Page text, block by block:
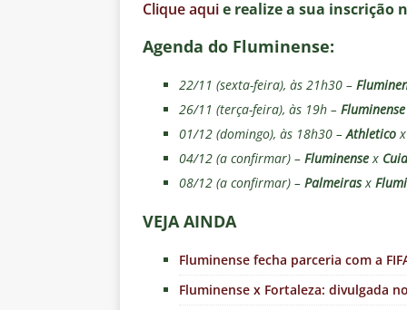
Clique aquie realize a sua inscrição
Agenda do Fluminense:
22/11 (sexta-feira), às 21h30 –
26/11 (terça-feira), às 19h – Fluminense
01/12 (domingo), às 18h30 –Athletico
04/12 (a confirmar) – Fluminensex
08/12 (a confirmar) – Palmeirasx
VEJA AINDA
Fluminense fecha parceria com a
Fluminense x Fortaleza: divulgada